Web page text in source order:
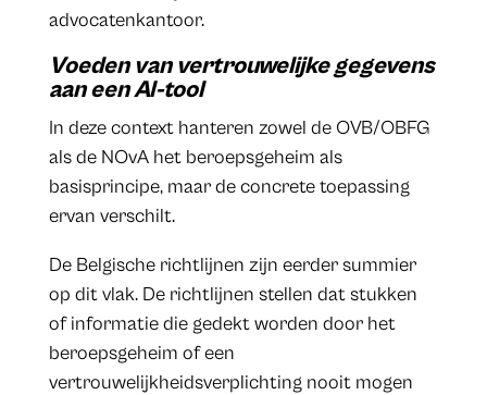
advocatenkantoor.
Voeden van vertrouwelijke gegevens
aan een AI-tool
In deze context hanteren zowel de OVB/OBFG
als de NOvA het beroepsgeheim als
basisprincipe, maar de concrete toepassing
ervan verschilt.
De Belgische richtlijnen zijn eerder summier
op dit vlak. De richtlijnen stellen dat stukken
of informatie die gedekt worden door het
beroepsgeheim of een
vertrouwelijkheidsverplichting nooit mogen